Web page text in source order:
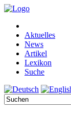
Aktuelles
News
Artikel
Lexikon
Suche